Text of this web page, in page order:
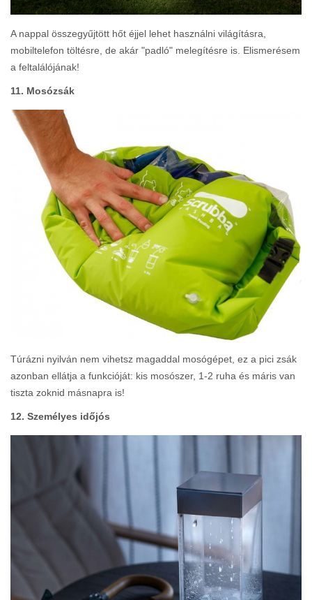
A nappal összegyűjtött hőt éjjel lehet használni világításra,
mobiltelefon töltésre, de akár "padló" melegítésre is. Elismerésem
a feltalálójának!
11. Mosózsák
Túrázni nyilván nem vihetsz magaddal mosógépet, ez a pici zsák
azonban ellátja a funkcióját: kis mosószer, 1-2 ruha és máris van
tiszta zoknid másnapra is!
12. Személyes időjós